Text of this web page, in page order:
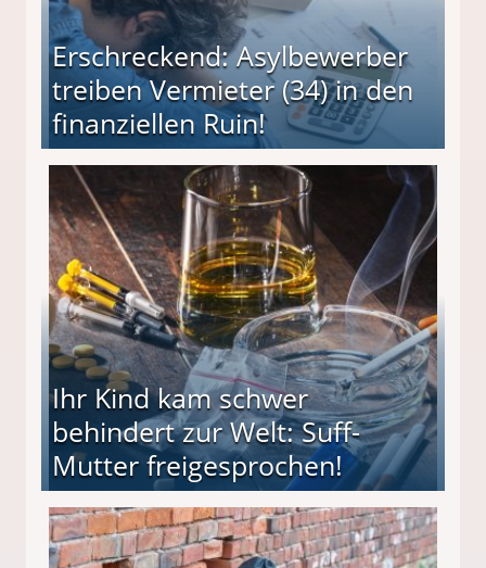
Erschreckend: Asylbewerber
treiben Vermieter (34) in den
finanziellen Ruin!
(34) in den finanziellen Ruin!
Ihr Kind kam schwer
behindert zur Welt: Suff-
Mutter freigesprochen!
Mutter freigesprochen!